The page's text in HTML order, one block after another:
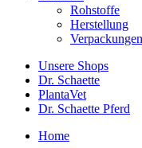
Rohstoffe
Herstellung
Verpackungen
Unsere Shops
Dr. Schaette
PlantaVet
Dr. Schaette Pferd
Home